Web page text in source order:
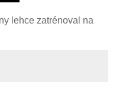
lehce zatrénoval na